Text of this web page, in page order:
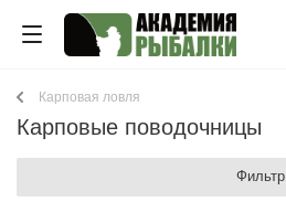
Карповая ловля
Карповые поводочницы
Фильтр